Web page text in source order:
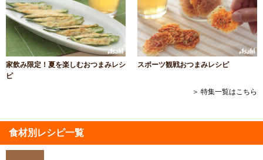
家飲み限定！夏を楽しむおつまみレシ
ピ
スポーツ観戦おつまみレシピ
＞ 特集一覧はこちら
食材別レシピ一覧